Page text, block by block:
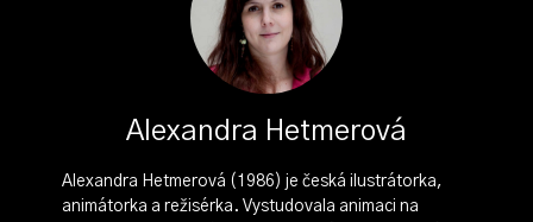
Alexandra Hetmerová
Alexandra Hetmerová (1986) je česká ilustrátorka,
animátorka a režisérka. Vystudovala animaci na